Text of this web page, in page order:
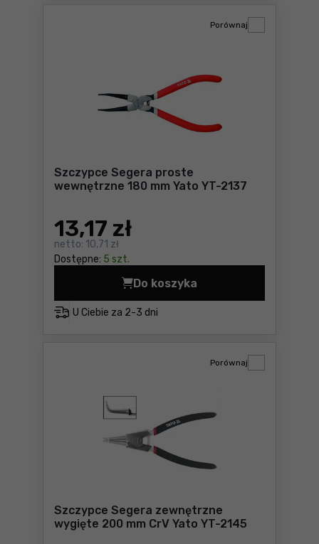
Szczypce Segera proste
wewnętrzne 180 mm Yato YT-2137
13,17 zł
netto: 10,71 zł
Dostępne: 5 szt.
Porównaj
U Ciebie za 2-3 dni
Do koszyka
Szczypce Segera proste
Szczypce Segera zewnętrzne
wygięte 200 mm CrV Yato YT-2145
Porównaj